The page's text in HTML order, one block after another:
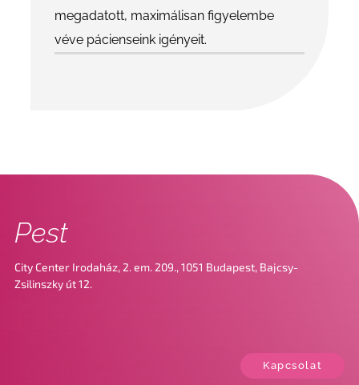
megadatott, maximálisan figyelembe
véve pácienseink igényeit.
Pest
City Center Irodaház, 2. em. 209., 1051 Budapest, Bajcsy-
Zsilinszky út 12.
Kapcsolat